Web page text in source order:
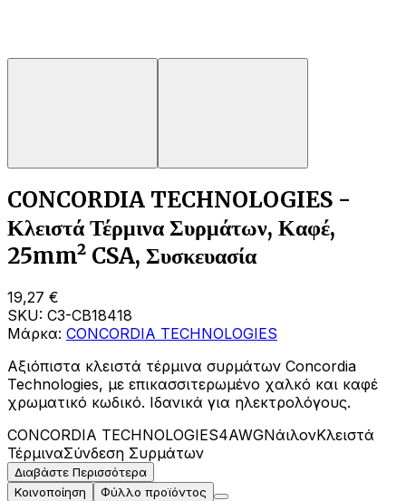
CONCORDIA TECHNOLOGIES -
Κλειστά Τέρμινα Συρμάτων, Καφέ,
25mm² CSA, Συσκευασία
19,27 €
SKU: C3-CB18418
Μάρκα: CONCORDIA TECHNOLOGIES
Αξιόπιστα κλειστά τέρμινα συρμάτων Concordia
Technologies, με επικασσιτερωμένο χαλκό και καφέ
χρωματικό κωδικό. Ιδανικά για ηλεκτρολόγους.
CONCORDIA TECHNOLOGIES4AWGΝάιλονΚλειστά
ΤέρμιναΣύνδεση Συρμάτων
Διαβάστε Περισσότερα
Κοινοποίηση
Φύλλο προϊόντος